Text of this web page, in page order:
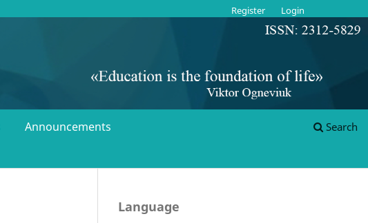
Announcements
Search
Register Login
Language